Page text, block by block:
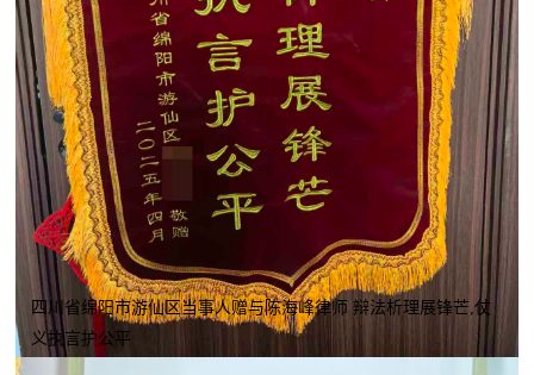
四川省绵阳市游仙区当事人赠与陈海峰律师 辩法析理展锋芒,仗
义执言护公平